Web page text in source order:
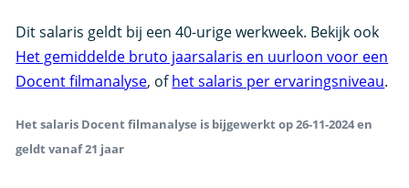
Dit salaris geldt bij een 40-urige werkweek. Bekijk ook
Het gemiddelde bruto jaarsalaris en uurloon voor een
Docent filmanalyse, ofhet salaris per ervaringsniveau.
Het salaris Docent filmanalyse is bijgewerkt op 26-11-2024 en
geldt vanaf 21 jaar